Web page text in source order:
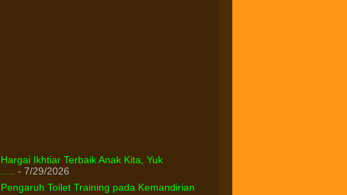
Hargai Ikhtiar Terbaik Anak Kita, Yuk
- 7/29/2026
Pengaruh Toilet Training pada Kemandirian